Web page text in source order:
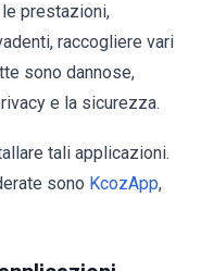
prestazioni,
raccogliere vari
sono dannose,
e la sicurezza.
tali applicazioni.
sono KcozApp,